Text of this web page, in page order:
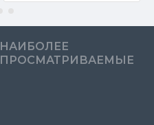
НАИБОЛЕЕ
ПРОСМАТРИВАЕМЫЕ